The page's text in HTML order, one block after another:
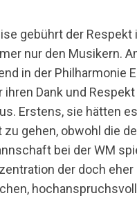
gebührt der Respekt
nur den Musikern.
in der Philharmonie
ihren Dank und
Erstens, sie hätten
zu gehen, obwohl die
bei der WM
der doch eher